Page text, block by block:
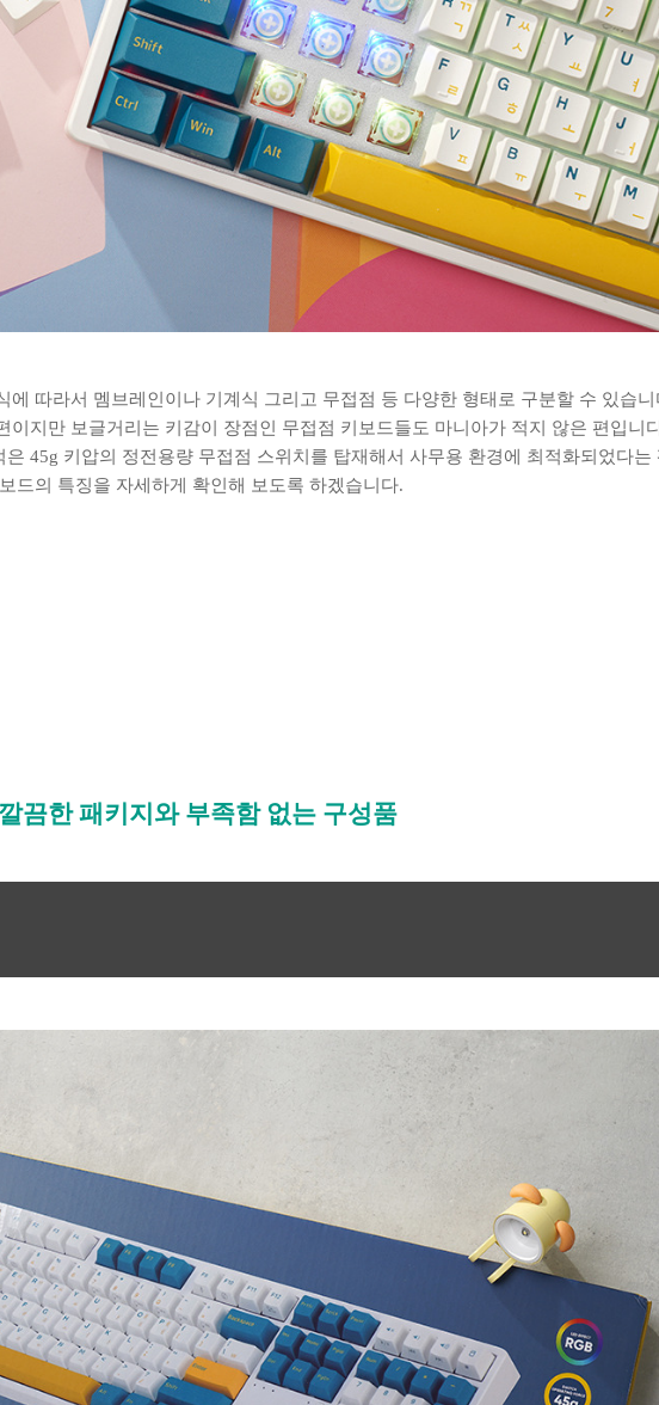
에 따라서 멤브레인이나 기계식 그리고 무접점 등 다양한 형태로 구분할 수 있습니
이지만 보글거리는 키감이 장점인 무접점 키보드들도 마니아가 적지 않은 편입니
45g 키압의 정전용량 무접점 스위치를 탑재해서 사무용 환경에 최적화되었다는
드의 특징을 자세하게 확인해 보도록 하겠습니다.
깔끔한 패키지와 부족함 없는 구성품